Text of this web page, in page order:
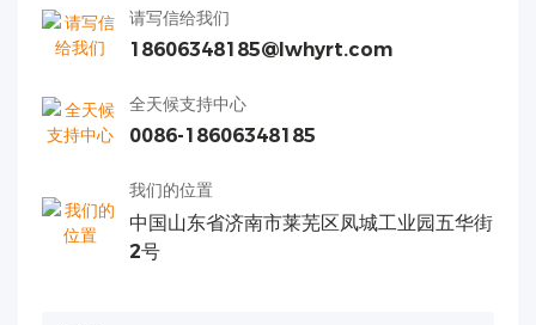
请写信给我们
18606348185@lwhyrt.com
全天候支持中心
0086-18606348185
我们的位置
中国山东省济南市莱芜区凤城工业园五华街
2号